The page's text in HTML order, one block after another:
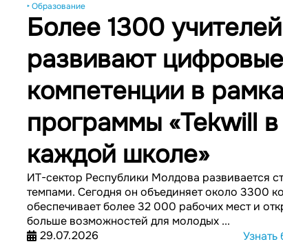
‣ Образование
Более 1300 учителей
развивают цифровые
компетенции в
программы «Tekwill в
каждой школе»
ИТ-сектор Республики Молдова развивается
темпами. Сегодня он объединяет около 3300
обеспечивает более 32 000 рабочих мест и
больше возможностей для молодых ...
29.07.2026